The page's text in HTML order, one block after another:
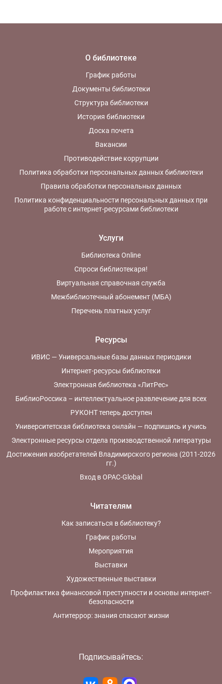
О библиотеке
График работы
Документы библиотеки
Структура библиотеки
История библиотеки
Доска почета
Вакансии
Противодействие коррупции
Политика обработки персональных данных библиотеки
Правила обработки персональных данных
Политика конфиденциальности персональных данных при
работе с интернет-ресурсами библиотеки
Услуги
Библиотека Online
Спроси библиотекаря!
Виртуальная справочная служба
Межбиблиотечный абонемент (МБА)
Перечень платных услуг
Ресурсы
ИВИС — Универсальные базы данных периодики
Интернет-ресурсы библиотеки
Электронная библиотека «ЛитРес»
БиблиоРоссика – интеллектуальное развлечение для всех
РУКОНТ теперь доступен
Университетская библиотека онлайн — подпишись и учись
Электронные ресурсы отдела производственной литературы
Достижения изобретателей Владимирского региона (2011-2026
гг.)
Вход в OPAC-Global
Читателям
Как записаться в библиотеку?
График работы
Мероприятия
Выставки
Художественные выставки
Профилактика финансовой преступности и основы интернет-
безопасности
Антитеррор: знания спасают жизни
Подписывайтесь: